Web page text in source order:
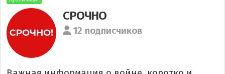
СРОЧНО
12 подписчиков